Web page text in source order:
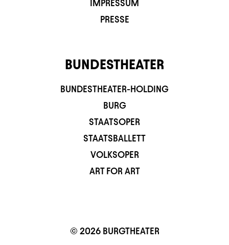
IMPRESSUM
PRESSE
BUNDESTHEATER
BUNDESTHEATER-HOLDING
BURG
STAATSOPER
STAATSBALLETT
VOLKSOPER
ART FOR ART
© 2026 BURGTHEATER